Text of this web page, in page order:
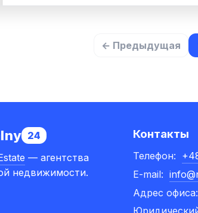
← Предыдущая
24
— агентства
недвижимости.
Контакты
Телефон:
E-mail:
Адрес офиса: